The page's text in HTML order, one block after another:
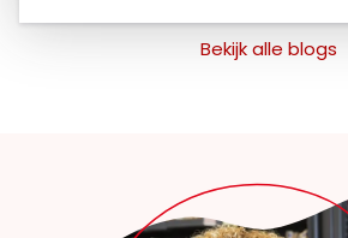
Bekijk alle blogs